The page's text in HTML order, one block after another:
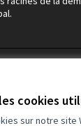
cookies
sur notre